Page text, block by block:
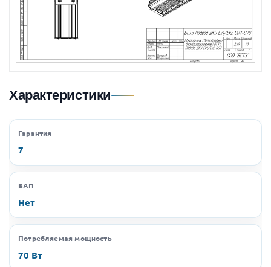
Характеристики
Гарантия
7
БАП
Нет
Потребляемая мощность
70 Вт